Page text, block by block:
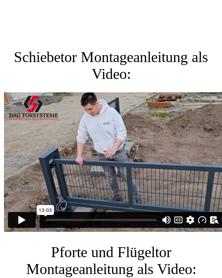
Schiebetor Montageanleitung als
Video:
Pforte und Flügeltor
Montageanleitung als Video: